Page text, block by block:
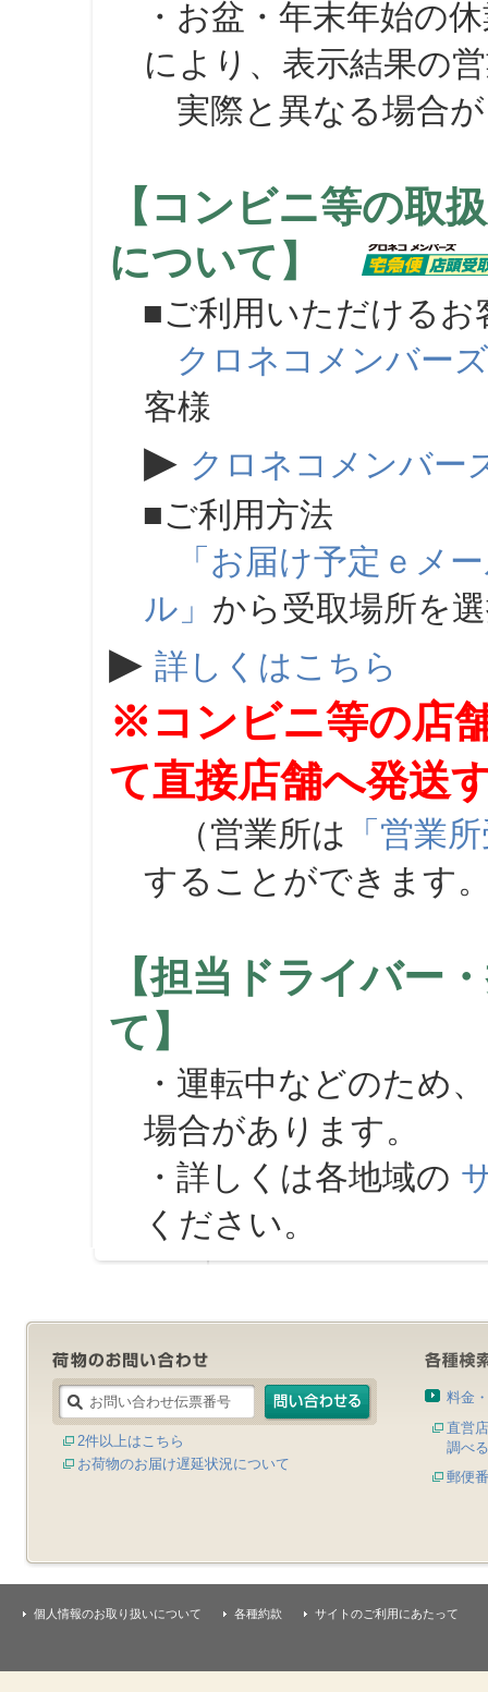
・お盆・年末年始の
により、表示結果の
実際と異なる場合が
【コンビニ等の取
について】
■ご利用いただけるお
クロネコメンバーズ
客様
▶ クロネコメンバー
■ご利用方法
「お届け予定ｅメ
ル」 から受取場所を
▶ 詳しくはこちら
※コンビニ等の店
て直接店舗へ発送
（営業所は 「営業
することができます
【担当ドライバー
て】
・運転中などのため
場合があります。
・詳しくは各地域の
ください。
2件以上はこちら
お荷物のお届け遅延状況について
料金
直営
調べる
郵便
個人情報のお取り扱いについて 各種約款 サイトのご利用にあたって